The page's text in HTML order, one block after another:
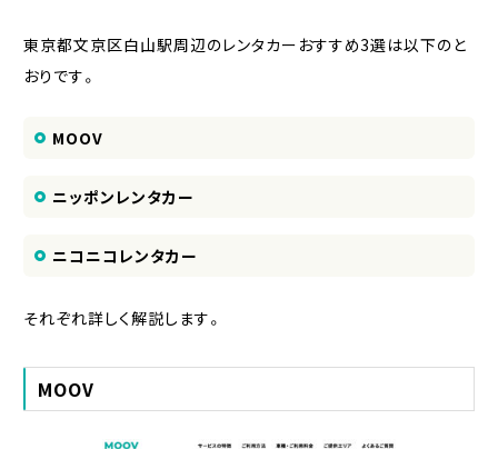
東京都文京区白山駅周辺のレンタカーおすすめ3選は以下のと
おりです。
MOOV
ニッポンレンタカー
ニコニコレンタカー
それぞれ詳しく解説します。
MOOV